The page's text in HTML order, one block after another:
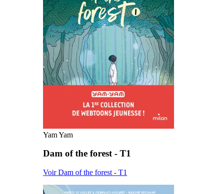
Yam Yam
Dam of the forest - T1
Voir Dam of the forest - T1